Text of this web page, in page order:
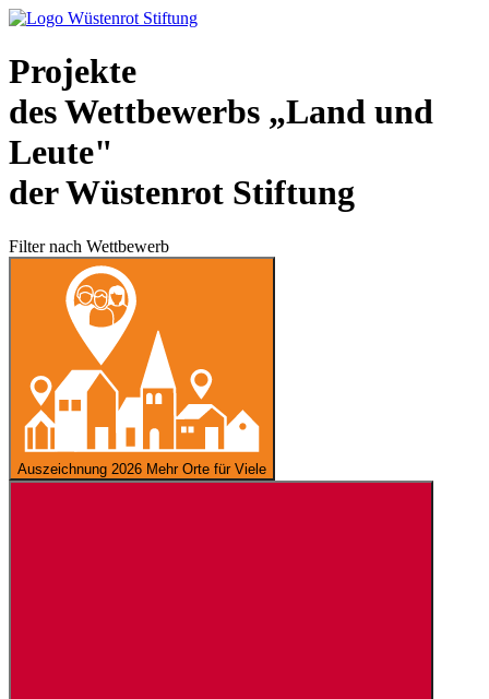
Projekte
des Wettbewerbs „Land und
Leute"
der Wüstenrot Stiftung
Filter nach Wettbewerb
Auszeichnung 2026 Mehr Orte für Viele